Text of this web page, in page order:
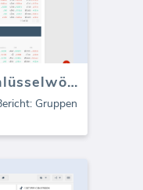
Google Ads PPC Schlüsselwörter (Bericht)
Gruppen